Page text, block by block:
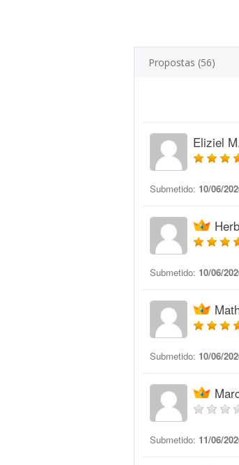
Propostas (56)
Eliziel
Submetido: 10/06/
Submetido: 10/06/
Submetido: 10/06/
Submetido: 11/06/